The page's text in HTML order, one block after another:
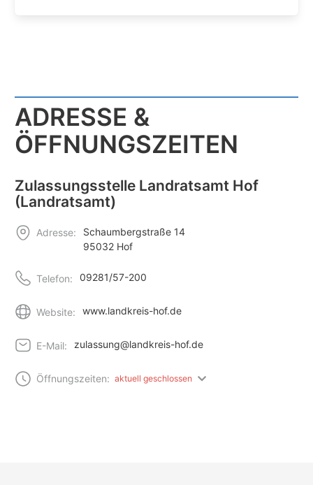
ADRESSE &
ÖFFNUNGSZEITEN
Zulassungsstelle Landratsamt Hof
(Landratsamt)
Adresse:
Schaumbergstraße 14
95032 Hof
Telefon: 09281/57-200
Website: www.landkreis-hof.de
E-Mail: zulassung@landkreis-hof.de
Öffnungszeiten: aktuell geschlossen